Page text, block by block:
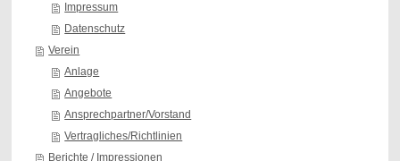
Impressum
Datenschutz
Verein
Anlage
Angebote
Ansprechpartner/Vorstand
Vertragliches/Richtlinien
Berichte / Impressionen